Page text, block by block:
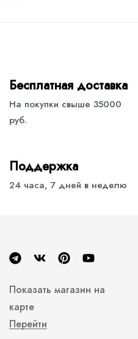
Бесплатная доставка
На покупки свыше 35000
руб.
Поддержка
24 часа, 7 дней в неделю
Показать магазин на
карте
Перейти